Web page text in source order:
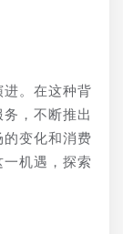
。在这种背
，不断推出
变化和消费
机遇，探索